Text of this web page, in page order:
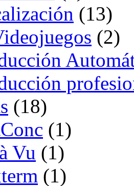
(13)
(2)
(18)
(1)
Vu (1)
(1)